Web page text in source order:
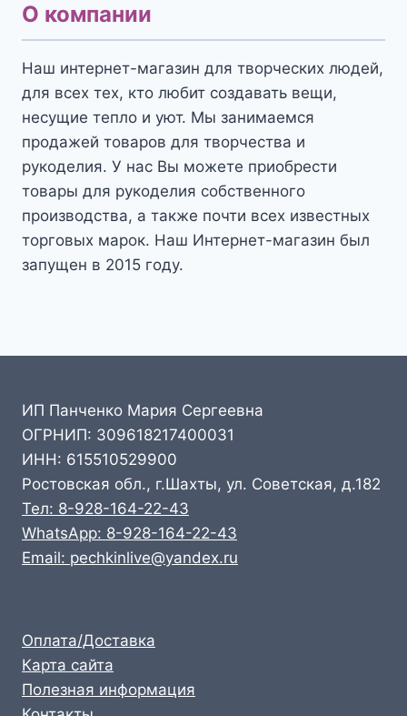
О компании
Наш интернет-магазин для творческих людей,
для всех тех, кто любит создавать вещи,
несущие тепло и уют. Мы занимаемся
продажей товаров для творчества и
рукоделия. У нас Вы можете приобрести
товары для рукоделия собственного
производства, а также почти всех известных
торговых марок. Наш Интернет-магазин был
запущен в 2015 году.
ИП Панченко Мария Сергеевна
ОГРНИП: 309618217400031
ИНН: 615510529900
Ростовская обл., г.Шахты, ул. Советская, д.182
Тел: 8-928-164-22-43
WhatsApp: 8-928-164-22-43
Email: pechkinlive@yandex.ru
Оплата/Доставка
Карта сайта
Полезная информация